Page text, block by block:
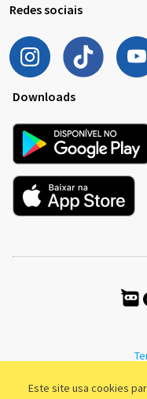
Este site usa cookies
Redes sociais
Downloads